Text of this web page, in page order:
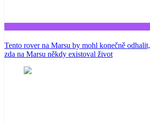
Tento rover na Marsu by mohl konečně odhalit,
zda na Marsu někdy existoval život